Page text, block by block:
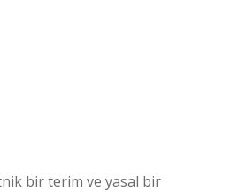
bir terim ve yasal bir